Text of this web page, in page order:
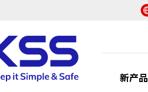
新产品